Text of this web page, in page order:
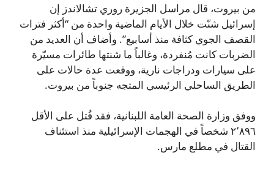
من بيروت، قال مراسل الجزيرة روري تشالاندز إن
إسرائيل شنّت خلال الأيام الماضية واحدة من “أكثر فترات
القصف الجوي كثافة منذ أسابيع”. وأضاف أن العديد من
الضربات كانت مُنفردة، وغالباً ما شنتها طائرات مسيّرة
على سيارات ودراجات نارية، ووقعت عدة حالات على
الطريق الساحلي الرئيسي المتجه جنوباً من بيروت.
ووفق وزارة الصحة العامة اللبنانية، فقد قُتل على الأقل
٢٬٨٩٦ شخصاً في الهجمات الإسرائيلية منذ استئناف
القتال في مطلع مارس.